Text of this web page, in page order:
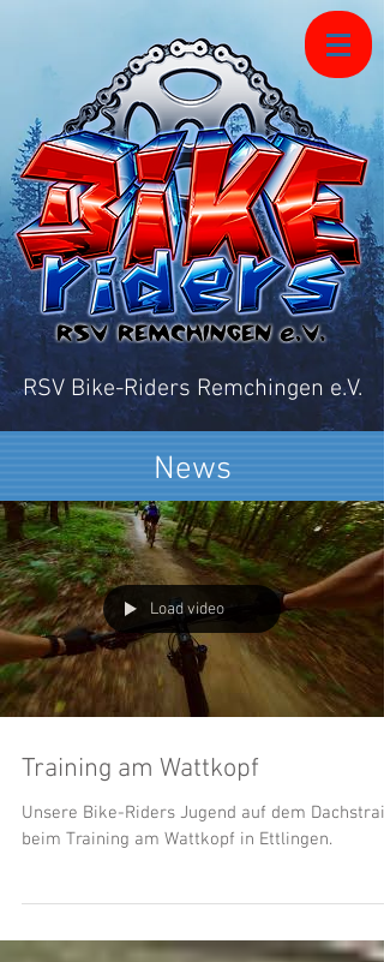
RSV Bike-Riders Remchingen e.V.
News
Load video
Training am Wattkopf
Unsere Bike-Riders Jugend auf dem Dachstrail
beim Training am Wattkopf in Ettlingen.